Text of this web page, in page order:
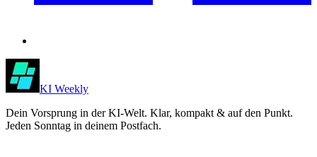
KI Weekly
Dein Vorsprung in der KI-Welt. Klar, kompakt & auf den Punkt.
Jeden Sonntag in deinem Postfach.